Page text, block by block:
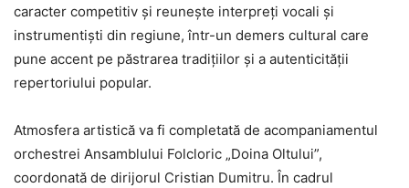
caracter competitiv și reunește interpreți vocali și
instrumentiști din regiune, într-un demers cultural care
pune accent pe păstrarea tradițiilor și a autenticității
repertoriului popular.
Atmosfera artistică va fi completată de acompaniamentul
orchestrei Ansamblului Folcloric „Doina Oltului”,
coordonată de dirijorul Cristian Dumitru. În cadrul